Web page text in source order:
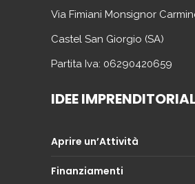
Via Fimiani Monsignor
Castel San Giorgio (SA)
Partita Iva: 06290420659
IDEE
Aprire un’Attività
Finanziamenti